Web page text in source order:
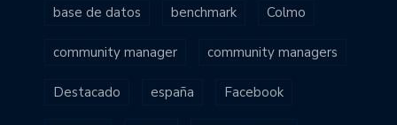
base de datos benchmark Colmo
community manager community managers
Destacado españa Facebook